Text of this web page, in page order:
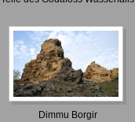
Dimmu Borgir